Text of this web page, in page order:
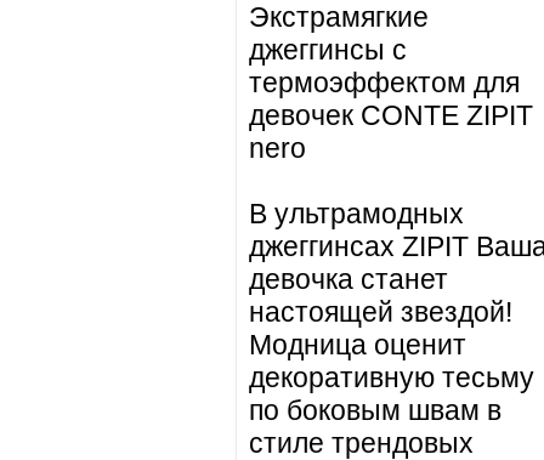
Экстрамягкие
джеггинсы с
термоэффектом для
девочек CONTE ZIPIT
nero
В ультрамодных
джеггинсах ZIPIT
девочка станет
настоящей звездой!
Модница оценит
декоративную тесьму
по боковым швам в
стиле трендовых